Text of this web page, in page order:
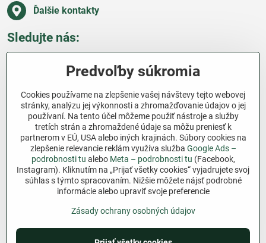
Ďalšie kontakty
Sledujte nás:
Všetko o nákupe
Ďakujeme za podporu
Sme slovenský e-shop bez dotácií​. Fungujeme len
vďaka vám – ľuďom, ktorí veria v poctivú prácu a
lásku k pôde​. Každý nákup na Jutro​.sk nám pomáha
pokračovať v tom, čo má zmysel – pomáhať
záhradkárom zadarmo a srdcom​.
©2026Copyright
Predvoľby súkromia
Cookies používame na zlepšenie vašej návštevy tejto webovej
stránky, analýzu jej výkonnosti a zhromažďovanie údajov o jej
používaní. Na tento účel môžeme použiť nástroje a služby
tretích strán a zhromaždené údaje sa môžu preniesť k
partnerom v EÚ, USA alebo iných krajinách. Súbory cookies na
zlepšenie relevancie reklám využíva služba Google Ads –
podrobnosti tu alebo Meta – podrobnosti tu (Facebook,
Instagram). Kliknutím na „Prijať všetky cookies“ vyjadrujete svoj
súhlas s týmto spracovaním. Nižšie môžete nájsť podrobné
informácie alebo upraviť svoje preferencie
Zásady ochrany osobných údajov